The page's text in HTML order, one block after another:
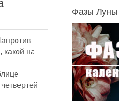
какой на
Фазы Луны